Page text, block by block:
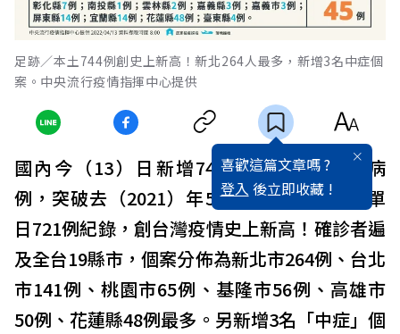
足跡／本土744例創史上新高！新北264人最多，新增3名中症個
案。中央流行疫情指揮中心提供
喜歡這篇文章嗎 ?
登入 後立即收藏 !
國內今（13）日新增744例COVID-19本土病
例，突破去（2021）年5月22日三級警戒時單
日721例紀錄，創台灣疫情史上新高！確診者遍
及全台19縣市，個案分佈為新北市264例、台北
市141例、桃園市65例、基隆市56例、高雄市
50例、花蓮縣48例最多。另新增3名「中症」個